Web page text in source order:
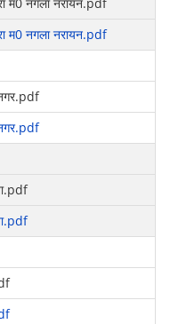
म0 नगला नरायन.pdf
म0 नगला नरायन.pdf